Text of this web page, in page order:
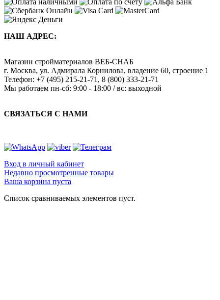
НАШ АДРЕС:
Магазин стройматериалов ВЕБ-СНАБ
г. Москва, ул. Адмирала Корнилова, владение 60, строение 1
Телефон: +7 (495) 215-21-71 , 8 (800) 333-21-71
Мы работаем пн-сб: 9:00 - 18:00 / вс: выходной
СВЯЗАТЬСЯ С НАМИ
Вход в личный кабинет
Недавно просмотренные товары
Ваша корзина пуста
Список сравниваемых элементов пуст.